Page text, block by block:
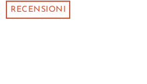
RECENSIONI